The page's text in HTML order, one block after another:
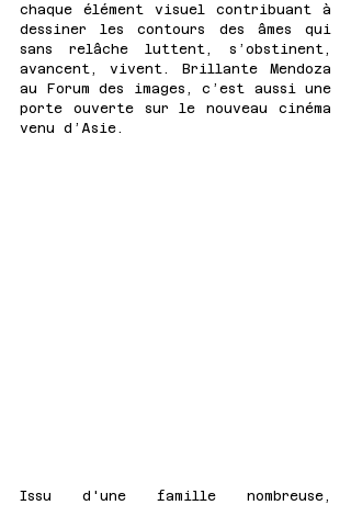
chaque élément visuel contribuant à
dessiner les contours des âmes qui
sans relâche luttent, s’obstinent,
avancent, vivent. Brillante Mendoza
au Forum des images, c’est aussi une
porte ouverte sur le nouveau cinéma
venu d’Asie.
Issu d'une famille nombreuse,